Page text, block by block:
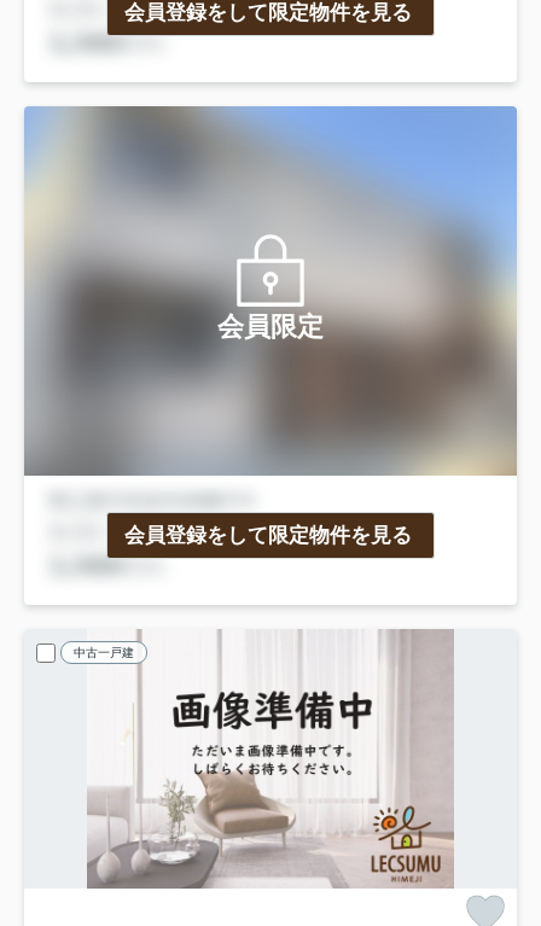
会員登録をして限定物件を見る
会員限定
会員登録をして限定物件を見る
中古一戸建